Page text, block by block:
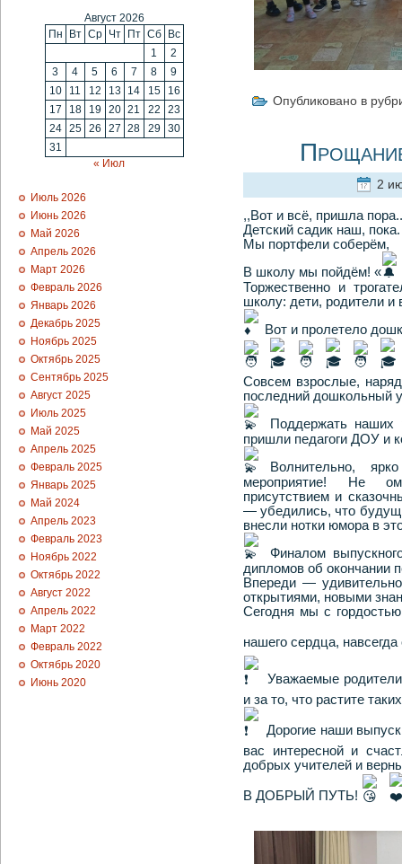
Август 2026
Пн
Вт Ср Чт Пт Сб
Вс
1
2
3
4 5 6 7 8
9
10
11 12 13 14 15
16
17
18 19 20 21 22
23
24 25 26 27 28 29
30
31
« Июл
Июль 2026
Июнь 2026
Май 2026
Апрель 2026
Март 2026
Февраль 2026
Январь 2026
Декабрь 2025
Ноябрь 2025
Октябрь 2025
Сентябрь 2025
Август 2025
Июль 2025
Май 2025
Апрель 2025
Февраль 2025
Январь 2025
Май 2024
Апрель 2023
Февраль 2023
Ноябрь 2022
Октябрь 2022
Август 2022
Апрель 2022
Март 2022
Февраль 2022
Октябрь 2020
Июнь 2020
Опубликовано в
2
,,Вот и всё, пришла пора..
Детский садик наш, пока.
Мы портфели соберём,
В школу мы пойдём! «
Торжественно и
школу: дети, родители и
Вот и пролетело
Совсем взрослые,
последний дошкольный
Поддержать наших
пришли педагоги ДОУ и
Волнительно,
мероприятие! Не
присутствием и
— убедились, что
внесли нотки юмора в
Финалом
дипломов об окончании
Впереди —
открытиями, новыми
Сегодня мы с
нашего сердца,
Уважаемые
и за то, что растите
Дорогие наши
вас интересной и
добрых учителей и
В ДОБРЫЙ ПУТЬ!